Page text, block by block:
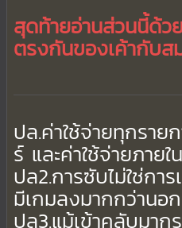
สุดท้ายอ่านส่วนนี้ด้วย
ตรงกันของเค้ากับส
ปล.ค่าใช้จ่ายทุกราย
ร์ และค่าใช้จ่ายภาย
ปล2.การซับไม่ใช่กา
มีเกมลงมากกว่านอ
ปล3.แม้เข้าคลับมาก